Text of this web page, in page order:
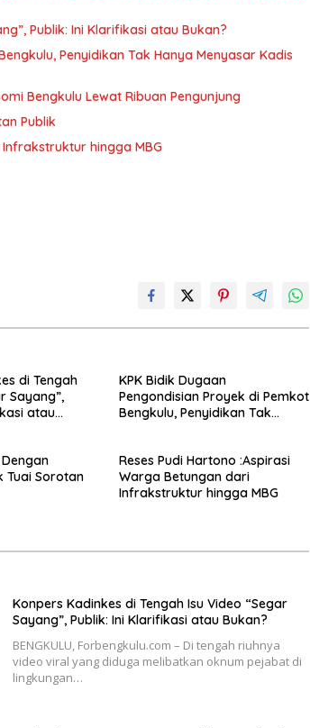
Publik: Ini Klarifikasi atau Bukan?
Penyidikan Tak Hanya Menyasar Kadis
Bengkulu Lewat Ribuan Pengunjung
Publik
hingga MBG
di Tengah
Sayang”,
atau
KPK Bidik Dugaan
Pengondisian Proyek di Pemkot
Bengkulu, Penyidikan Tak
Tuai Sorotan
Reses Pudi Hartono :Aspirasi
Warga Betungan dari
Infrakstruktur hingga MBG
Konpers Kadinkes di Tengah Isu Video “Segar
Sayang”, Publik: Ini Klarifikasi atau Bukan?
BENGKULU, Forbengkulu.com – Di tengah riuhnya
video viral yang diduga melibatkan oknum pejabat di
lingkungan…